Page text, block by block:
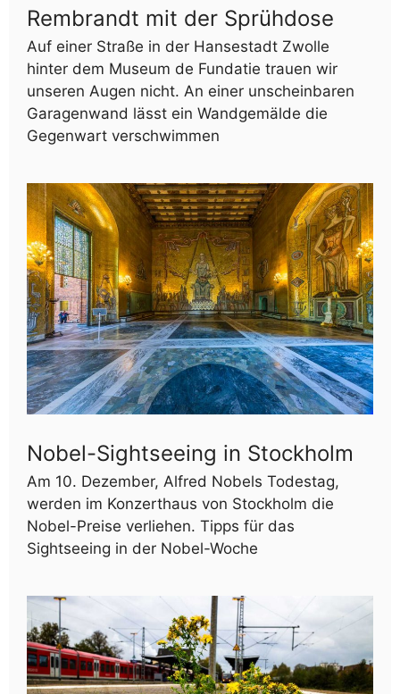
Rembrandt mit der Sprühdose
Auf einer Straße in der Hansestadt Zwolle
hinter dem Museum de Fundatie trauen wir
unseren Augen nicht. An einer unscheinbaren
Garagenwand lässt ein Wandgemälde die
Gegenwart verschwimmen
Nobel-Sightseeing in Stockholm
Am 10. Dezember, Alfred Nobels Todestag,
werden im Konzerthaus von Stockholm die
Nobel-Preise verliehen. Tipps für das
Sightseeing in der Nobel-Woche